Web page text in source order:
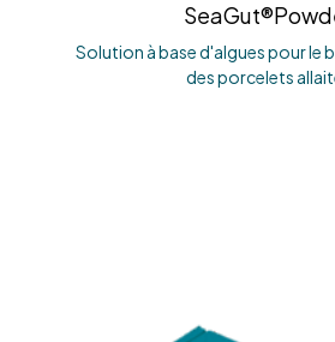
Solution à base d'algues pour le
des porcelets